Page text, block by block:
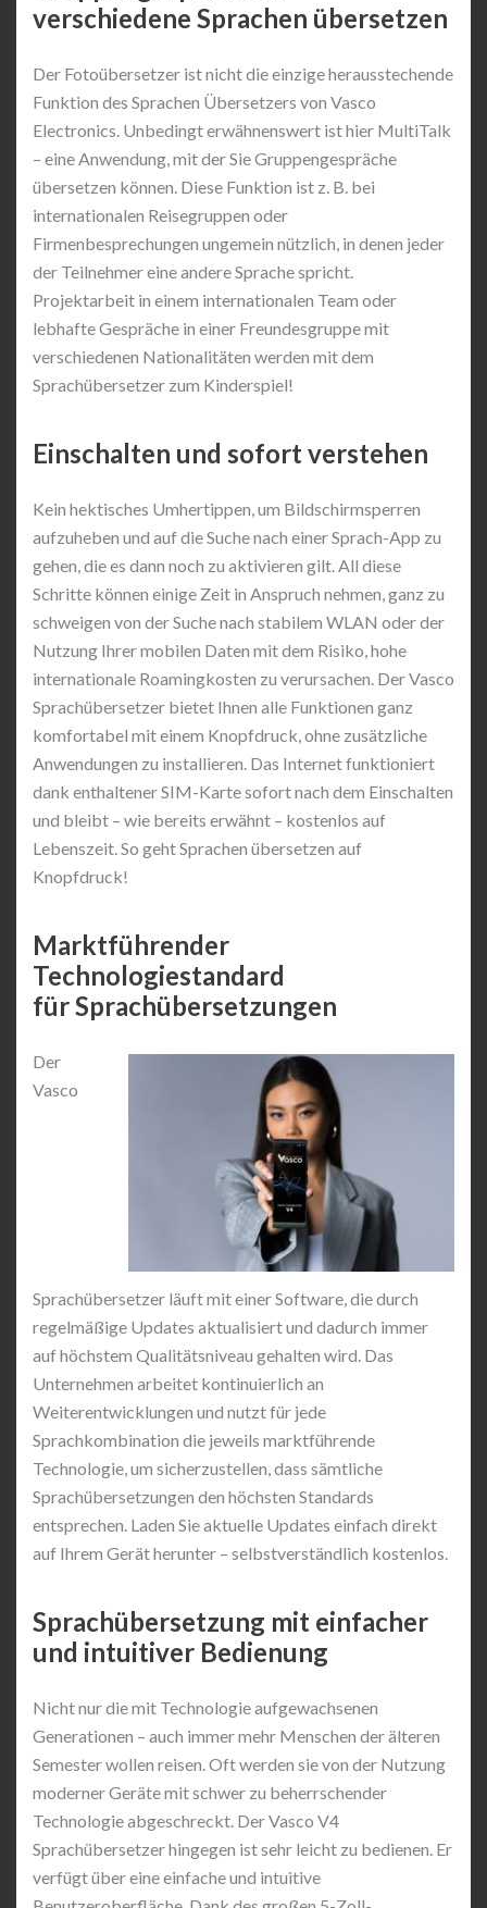
verschiedene Sprachen übersetzen
Der Fotoübersetzer ist nicht die einzige herausstechende
Funktion des Sprachen Übersetzers von Vasco
Electronics. Unbedingt erwähnenswert ist hier MultiTalk
– eine Anwendung, mit der Sie Gruppengespräche
übersetzen können. Diese Funktion ist z. B. bei
internationalen Reisegruppen oder
Firmenbesprechungen ungemein nützlich, in denen jeder
der Teilnehmer eine andere Sprache spricht.
Projektarbeit in einem internationalen Team oder
lebhafte Gespräche in einer Freundesgruppe mit
verschiedenen Nationalitäten werden mit dem
Sprachübersetzer zum Kinderspiel!
Einschalten und sofort verstehen
Kein hektisches Umhertippen, um Bildschirmsperren
aufzuheben und auf die Suche nach einer Sprach-App zu
gehen, die es dann noch zu aktivieren gilt. All diese
Schritte können einige Zeit in Anspruch nehmen, ganz zu
schweigen von der Suche nach stabilem WLAN oder der
Nutzung Ihrer mobilen Daten mit dem Risiko, hohe
internationale Roamingkosten zu verursachen. Der Vasco
Sprachübersetzer bietet Ihnen alle Funktionen ganz
komfortabel mit einem Knopfdruck, ohne zusätzliche
Anwendungen zu installieren. Das Internet funktioniert
dank enthaltener SIM-Karte sofort nach dem Einschalten
und bleibt – wie bereits erwähnt – kostenlos auf
Lebenszeit. So geht Sprachen übersetzen auf
Knopfdruck!
Marktführender
Technologiestandard
für Sprachübersetzungen
Der
Vasco
Sprachübersetzer läuft mit einer Software, die durch
regelmäßige Updates aktualisiert und dadurch immer
auf höchstem Qualitätsniveau gehalten wird. Das
Unternehmen arbeitet kontinuierlich an
Weiterentwicklungen und nutzt für jede
Sprachkombination die jeweils marktführende
Technologie, um sicherzustellen, dass sämtliche
Sprachübersetzungen den höchsten Standards
entsprechen. Laden Sie aktuelle Updates einfach direkt
auf Ihrem Gerät herunter – selbstverständlich kostenlos.
Sprachübersetzung mit einfacher
und intuitiver Bedienung
Nicht nur die mit Technologie aufgewachsenen
Generationen – auch immer mehr Menschen der älteren
Semester wollen reisen. Oft werden sie von der Nutzung
moderner Geräte mit schwer zu beherrschender
Technologie abgeschreckt. Der Vasco V4
Sprachübersetzer hingegen ist sehr leicht zu bedienen. Er
verfügt über eine einfache und intuitive